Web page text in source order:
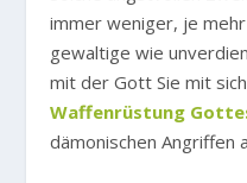
immer weniger, je
gewaltige wie
mit der Gott Sie mit
Waffenrüstung
dämonischen Angriffen